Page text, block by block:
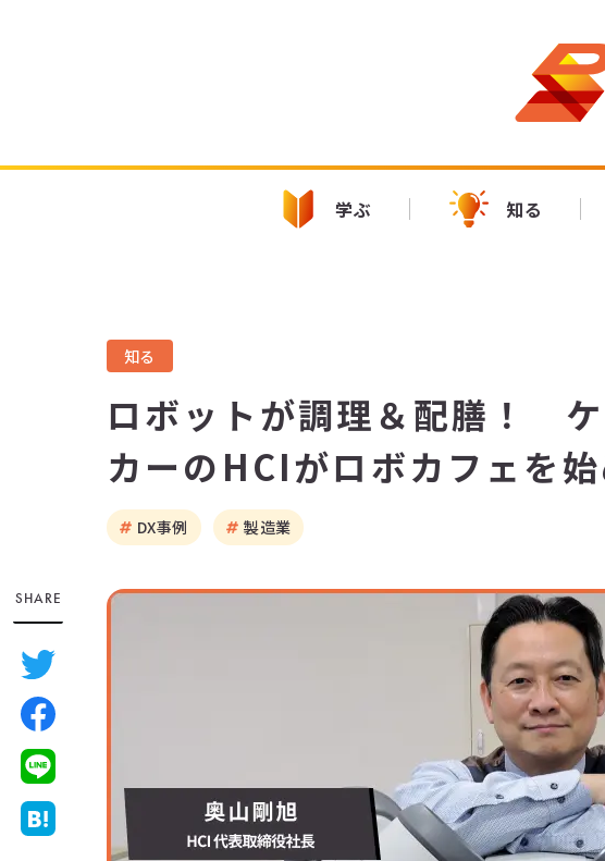
学ぶ 知る
知る
ロボットが調理＆配膳！
カーのHCIがロボカフェを
DX事例 製造業
SHARE